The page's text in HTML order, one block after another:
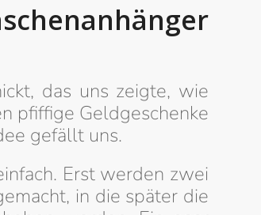
das uns zeigte, wie
pfiffige Geldgeschenke
gefällt uns.
Erst werden zwei
in die später die